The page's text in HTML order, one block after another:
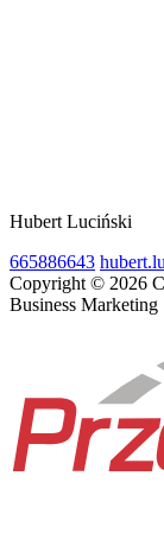
Hubert Luciński
665886643
Copyright © 2026
Business Marketing